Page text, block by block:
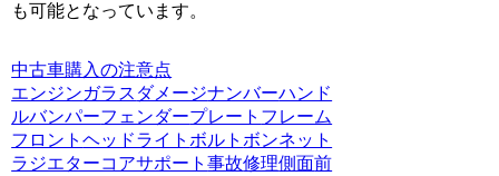
も可能となっています。
中古車購入の注意点
エンジンガラス ダメージナンバーハンド
ルバンパーフェンダープレート フレーム
フロントヘッドライト ボルト ボンネット
ラジエターコアサポート事故修理側面前